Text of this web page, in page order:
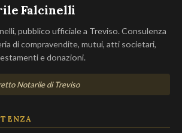
Falcinelli
pubblico ufficiale a Treviso. Consulenza
di compravendite, mutui, atti societari,
e donazioni.
Notarile di Treviso